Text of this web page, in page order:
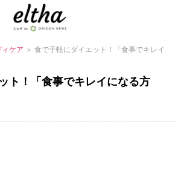
ケア ＞ 食で手軽にダイエット！「食事でキレイ
ト！「食事でキレイになる方